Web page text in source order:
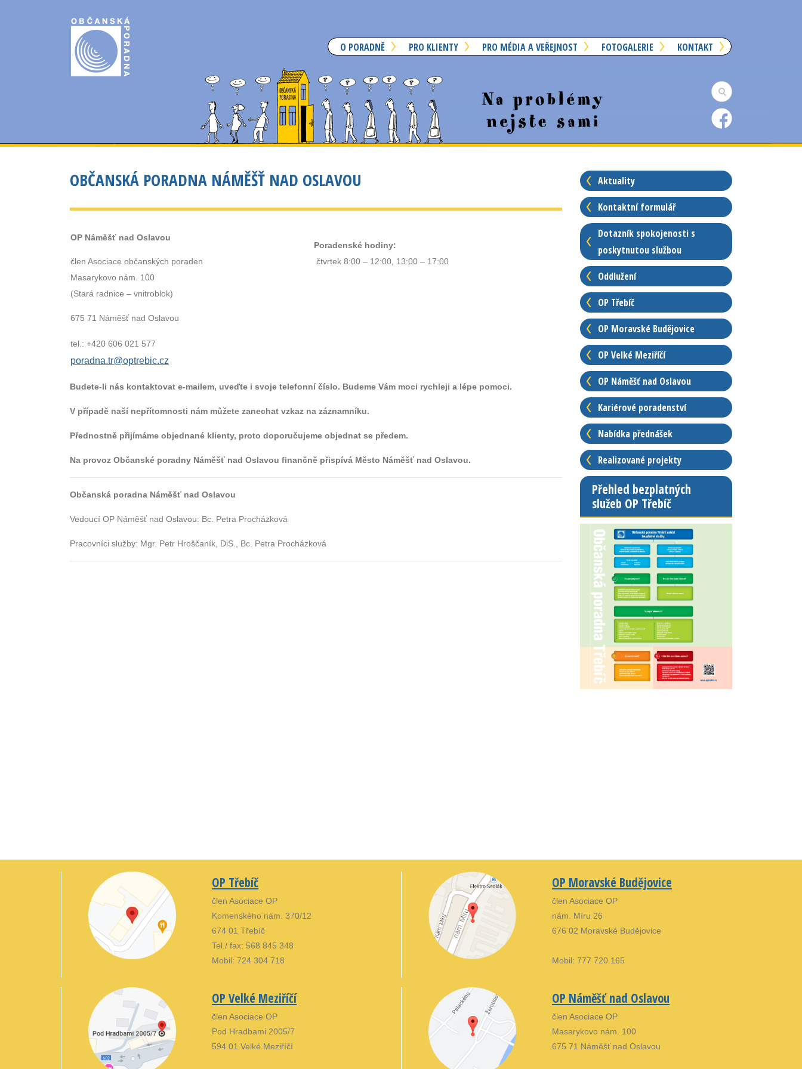
O PORADNĚ PRO KLIENTY PRO MÉDIA A VEŘEJNOST FOTOGALERIE KONTAKT
OBČANSKÁ PORADNA NÁMĚŠŤ NAD OSLAVOU
OP Náměšť nad Oslavou
Poradenské hodiny:
člen Asociace občanských poraden
čtvrtek 8:00 – 12:00, 13:00 – 17:00
Masarykovo nám. 100
(Stará radnice – vnitroblok)
675 71 Náměšť nad Oslavou
tel.: +420 606 021 577
poradna.tr@optrebic.cz
Budete-li nás kontaktovat e-mailem, uveďte i svoje telefonní číslo. Budeme Vám moci rychleji a lépe pomoci.
V případě naší nepřítomnosti nám můžete zanechat vzkaz na záznamníku.
Přednostně přijímáme objednané klienty, proto doporučujeme objednat se předem.
Na provoz Občanské poradny Náměšť nad Oslavou finančně přispívá Město Náměšť nad Oslavou.
Občanská poradna Náměšť nad Oslavou
Vedoucí OP Náměšť nad Oslavou: Bc. Petra Procházková
Pracovníci služby: Mgr. Petr Hroščaník, DiS., Bc. Petra Procházková
Aktuality
Kontaktní formulář
Dotazník spokojenosti s
poskytnutou službou
Oddlužení
OP Třebíč
OP Moravské Budějovice
OP Velké Meziříčí
OP Náměšť nad Oslavou
Kariérové poradenství
Nabídka přednášek
Realizované projekty
Přehled bezplatných
služeb OP Třebíč
OP Třebíč
člen Asociace OP
Komenského nám. 370/12
674 01 Třebíč
Tel./ fax: 568 845 348
Mobil: 724 304 718
OP Moravské Budějovice
člen Asociace OP
nám. Míru 26
676 02 Moravské Budějovice
Mobil: 777 720 165
OP Velké Meziříčí
člen Asociace OP
Pod Hradbami 2005/7
594 01 Velké Meziříčí
OP Náměšť nad Oslavou
člen Asociace OP
Masarykovo nám. 100
675 71 Náměšť nad Oslavou